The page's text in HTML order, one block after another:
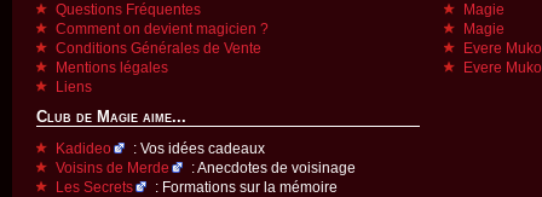
Questions Fréquentes
Comment on devient magicien ?
Conditions Générales de Vente
Mentions légales
Liens
Club de Magie aime...
Kadideo
: Vos idées cadeaux
Voisins de Merde
: Anecdotes de voisinage
Les Secrets
: Formations sur la mémoire
Magie
Magie
Evere
Evere